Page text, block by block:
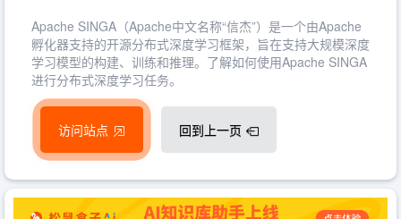
Apache SINGA（Apache中文名称“信杰”）是一个由Apache
孵化器支持的开源分布式深度学习框架，旨在支持大规模深度
学习模型的构建、训练和推理。了解如何使用Apache SINGA
进行分布式深度学习任务。
访问站点 回到上一页